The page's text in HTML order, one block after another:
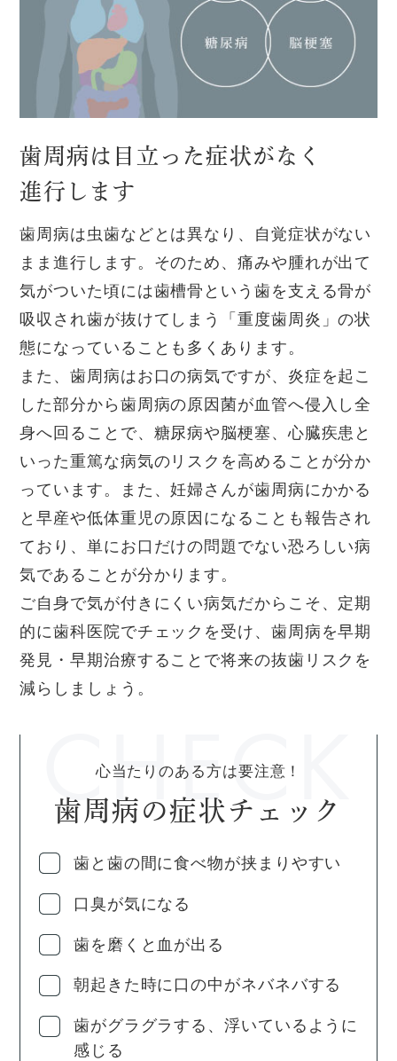
歯周病は目立った症状がなく
進行します
歯周病は虫歯などとは異なり、自覚症状がない
まま進行します。そのため、痛みや腫れが出て
気がついた頃には歯槽骨という歯を支える骨が
吸収され歯が抜けてしまう「重度歯周炎」の状
態になっていることも多くあります。
また、歯周病はお口の病気ですが、炎症を起こ
した部分から歯周病の原因菌が血管へ侵入し全
身へ回ることで、糖尿病や脳梗塞、心臓疾患と
いった重篤な病気のリスクを高めることが分か
っています。また、妊婦さんが歯周病にかかる
と早産や低体重児の原因になることも報告され
ており、単にお口だけの問題でない恐ろしい病
気であることが分かります。
ご自身で気が付きにくい病気だからこそ、定期
的に歯科医院でチェックを受け、歯周病を早期
発見・早期治療することで将来の抜歯リスクを
減らしましょう。
心当たりのある方は要注意！
歯周病の症状チェック
歯と歯の間に食べ物が挟まりやすい
口臭が気になる
歯を磨くと血が出る
朝起きた時に口の中がネバネバする
歯がグラグラする、浮いているように
感じる